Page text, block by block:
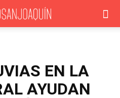
EN LA
AYUDAN